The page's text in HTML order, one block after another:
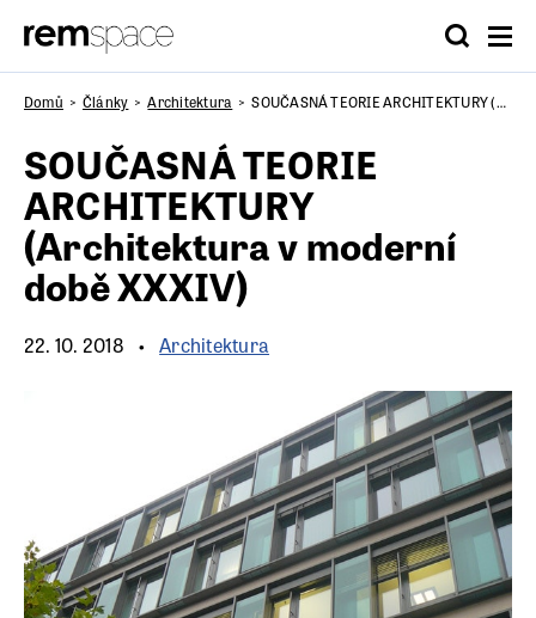
Domů Články Architektura SOUČASNÁ TEORIE ARCHITEKTURY (Architektura v moderní době XXXIV)
SOUČASNÁ TEORIE
ARCHITEKTURY
(Architektura v moderní
době XXXIV)
22. 10. 2018 Architektura